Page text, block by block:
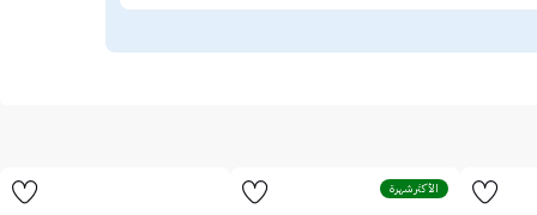
الأكثر شهرة